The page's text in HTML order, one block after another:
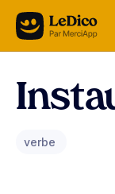
Aller au contenu
verbe